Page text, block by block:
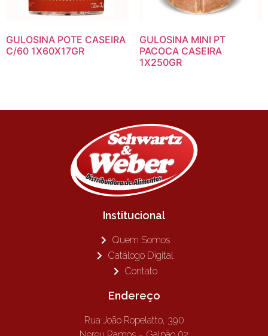
GULOSINA POTE CASEIRA
C/60 1X60X17GR
GULOSINA MINI PT
PACOCA CASEIRA
1X250GR
Institucional
Quem Somos
Catálogo Digital
Contato
Endereço
Rua João Ropelatto, 390